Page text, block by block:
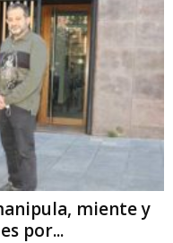
miente y
por...